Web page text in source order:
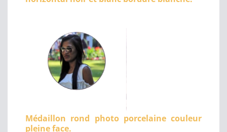
Médaillon rond photo porcelaine couleur
pleine face.